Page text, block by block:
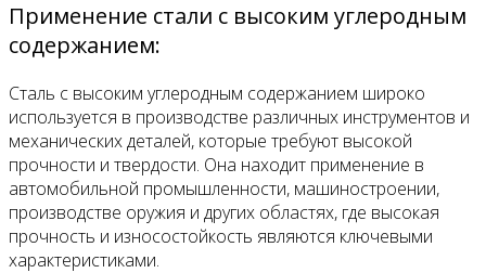
Применение стали с высоким углеродным
содержанием:
Сталь с высоким углеродным содержанием широко
используется в производстве различных инструментов и
механических деталей, которые требуют высокой
прочности и твердости. Она находит применение в
автомобильной промышленности, машиностроении,
производстве оружия и других областях, где высокая
прочность и износостойкость являются ключевыми
характеристиками.